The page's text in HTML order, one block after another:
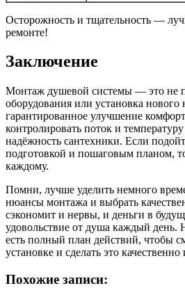
Осторожность и тщательность —
ремонте!
Заключение
Монтаж душевой системы — это не
оборудования или установка нового
гарантированное улучшение
контролировать поток и
надёжность сантехники. Если
подготовкой и пошаговым планом,
каждому.
Помни, лучше уделить немного
нюансы монтажа и выбрать
сэкономит и нервы, и деньги в
удовольствие от душа каждый день.
есть полный план действий, чтобы
установке и сделать это
Похожие записи: